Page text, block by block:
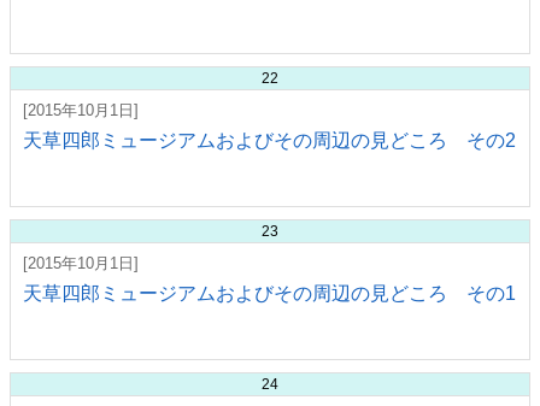
22
[2015年10月1日]
天草四郎ミュージアムおよびその周辺の見どころ その2
23
[2015年10月1日]
天草四郎ミュージアムおよびその周辺の見どころ その1
24